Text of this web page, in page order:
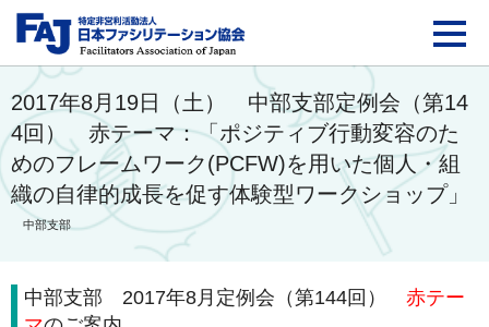
FAJ：特定非営利活動
2017年8月19日（土） 中部支部定例会（第14
4回） 赤テーマ：「ポジティブ行動変容のた
めのフレームワーク(PCFW)を用いた個人・組
織の自律的成長を促す体験型ワークショップ」
中部支部
中部支部 2017年8月定例会（第144回） 赤テー